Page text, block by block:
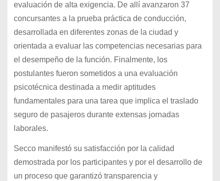
evaluación de alta exigencia. De allí avanzaron 37
concursantes a la prueba práctica de conducción,
desarrollada en diferentes zonas de la ciudad y
orientada a evaluar las competencias necesarias para
el desempeño de la función. Finalmente, los
postulantes fueron sometidos a una evaluación
psicotécnica destinada a medir aptitudes
fundamentales para una tarea que implica el traslado
seguro de pasajeros durante extensas jornadas
laborales.
Secco manifestó su satisfacción por la calidad
demostrada por los participantes y por el desarrollo de
un proceso que garantizó transparencia y